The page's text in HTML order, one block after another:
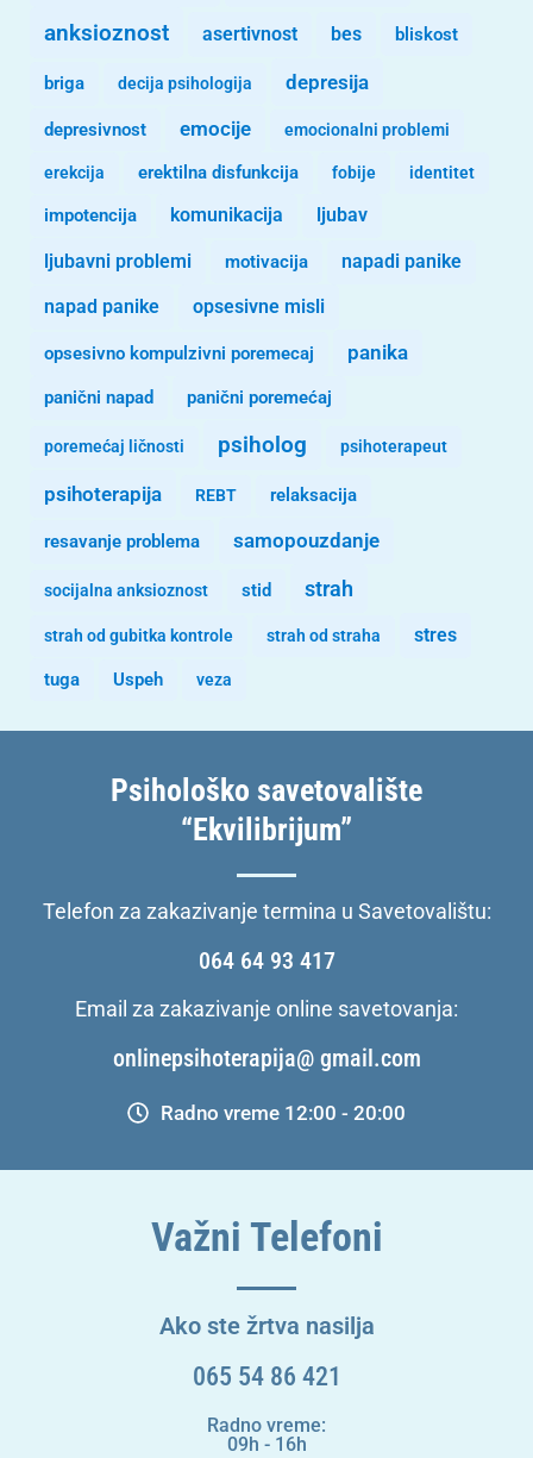
anksioznost asertivnost bes bliskost
briga decija psihologija depresija
depresivnost emocije emocionalni problemi
erekcija erektilna disfunkcija fobije identitet
impotencija komunikacija ljubav
ljubavni problemi motivacija napadi panike
napad panike opsesivne misli
opsesivno kompulzivni poremecaj panika
panični napad panični poremećaj
poremećaj ličnosti psiholog psihoterapeut
psihoterapija REBT relaksacija
resavanje problema samopouzdanje
socijalna anksioznost stid strah
strah od gubitka kontrole strah od straha stres
tuga Uspeh veza
Psihološko savetovalište
“Ekvilibrijum”
Telefon za zakazivanje termina u Savetovalištu:
064 64 93 417
Email za zakazivanje online savetovanja:
onlinepsihoterapija@ gmail.com
Radno vreme 12:00 - 20:00
Važni Telefoni
Ako ste žrtva nasilja
065 54 86 421
Radno vreme:
09h - 16h